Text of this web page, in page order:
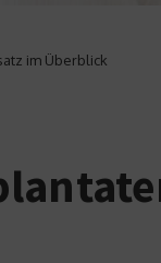
im Überblick